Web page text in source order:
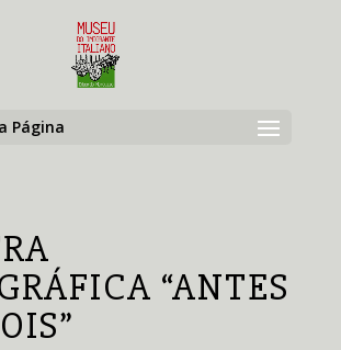
Página
“ANTES